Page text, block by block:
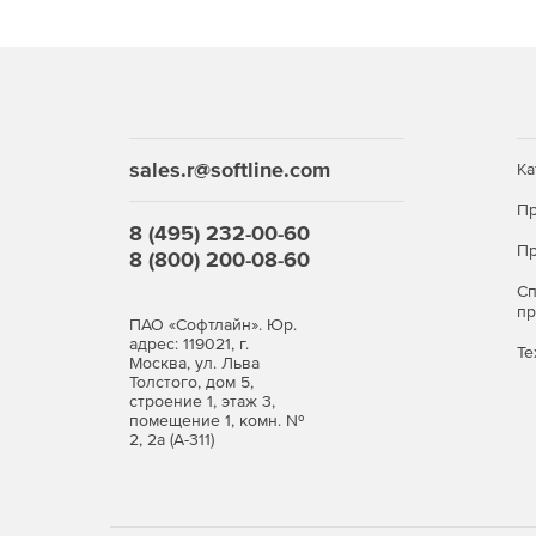
sales.r@softline.com
8 (495) 232-00-60
8 (800) 200-08-60
ПАО «Софтлайн». Юр.
адрес: 119021, г.
Москва, ул. Льва
Толстого, дом 5,
строение 1, этаж 3,
помещение 1, комн. №
2, 2а (А-311)